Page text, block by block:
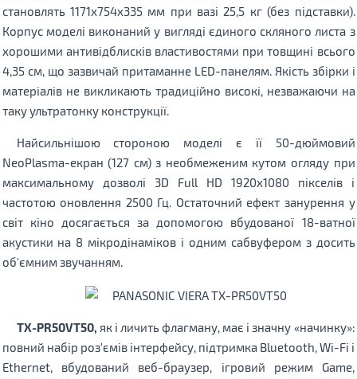
становлять 1171x754x335 мм при вазі 25,5 кг (без підставки).
Корпус моделі виконаний у вигляді єдиного скляного листа з
хорошими антивідблисків властивостями при товщині всього
4,35 см, що зазвичай притаманне LED-панелям. Якість збірки і
матеріалів не викликають традиційно високі, незважаючи на
таку ультратонку конструкції.
Найсильнішою стороною моделі є її 50-дюймовий
NeoPlasma-екран (127 см) з необмеженим кутом огляду при
максимальному дозволі 3D Full HD 1920х1080 пікселів і
частотою оновлення 2500 Гц. Остаточний ефект занурення у
світ кіно досягається за допомогою вбудованої 18-ватної
акустики на 8 мікродінаміков і одним сабвуфером з досить
об'ємним звучанням.
TX-PR50VT50, як і личить флагману, має і значну «начинку»:
повний набір роз'ємів інтерфейсу, підтримка Bluetooth, Wi-Fi і
Ethernet, вбудований веб-браузер, ігровий режим Game,